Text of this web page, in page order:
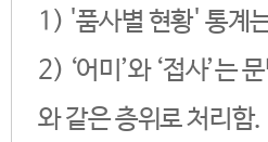
1) '품사별 현황' 통계
2) ‘어미’와 ‘접사’는
와 같은 층위로 처리함.